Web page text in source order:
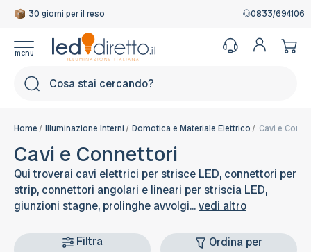
30 giorni per il reso
Garanzia Italiana 0833/694106
Home Illuminazione Interni Domotica e Materiale Elettrico Cavi e
Cavi e Connettori
Qui troverai cavi elettrici per strisce LED, connettori per
strip, connettori angolari e lineari per striscia LED,
giunzioni stagne, prolinghe avvolgi...vedi altro
Filtra Ordina per